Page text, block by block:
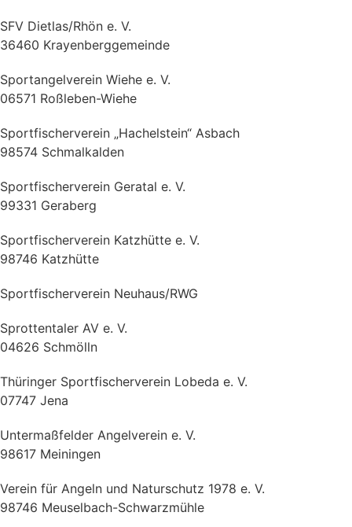
SFV Dietlas/Rhön e. V.
36460 Krayenberggemeinde
Sportangelverein Wiehe e. V.
06571 Roßleben-Wiehe
Sportfischerverein „Hachelstein“ Asbach
98574 Schmalkalden
Sportfischerverein Geratal e. V.
99331 Geraberg
Sportfischerverein Katzhütte e. V.
98746 Katzhütte
Sportfischerverein Neuhaus/RWG
Sprottentaler AV e. V.
04626 Schmölln
Thüringer Sportfischerverein Lobeda e. V.
07747 Jena
Untermaßfelder Angelverein e. V.
98617 Meiningen
Verein für Angeln und Naturschutz 1978 e. V.
98746 Meuselbach-Schwarzmühle